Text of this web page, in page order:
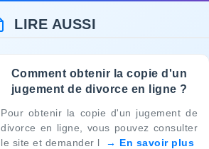
LIRE AUSSI
Comment obtenir la copie d'un
jugement de divorce en ligne ?
Pour obtenir la copie d'un jugement de
divorce en ligne, vous pouvez consulter
le site et demander l
En savoir plus